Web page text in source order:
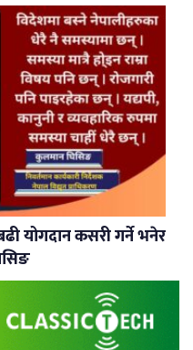
योगदान कसरी गर्ने भनेर